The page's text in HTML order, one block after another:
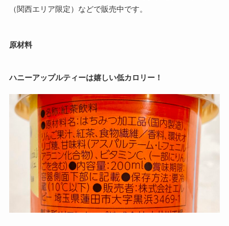
（関西エリア限定）などで販売中です。
原材料
ハニーアップルティーは嬉しい低カロリー！